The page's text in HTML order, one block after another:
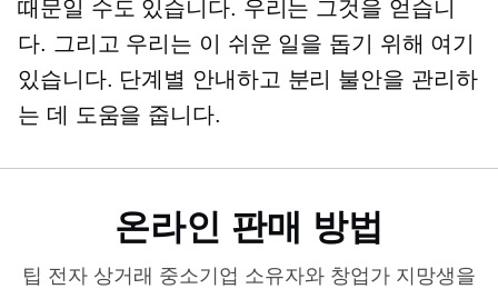
때문일 수도 있습니다. 우리는 그것을 얻습니
다. 그리고 우리는 이 쉬운 일을 돕기 위해 여기
있습니다. 단계별 안내하고 분리 불안을 관리하
는 데 도움을 줍니다.
온라인 판매 방법
팁 전자 상거래 중소기업 소유자와 창업가 지망생을